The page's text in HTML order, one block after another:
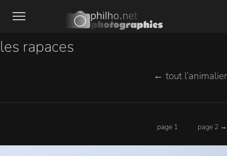
les rapaces
← tout l’animalier
page 1 page 2 →